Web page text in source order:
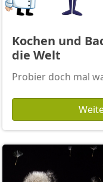
Kochen und
die Welt
Probier doch mal